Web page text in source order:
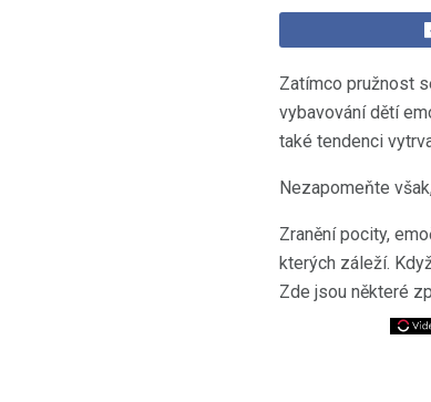
Zatímco pružnost
vybavování dětí
také tendenci
Nezapomeňte
Zranění pocity,
kterých záleží.
Zde jsou některé